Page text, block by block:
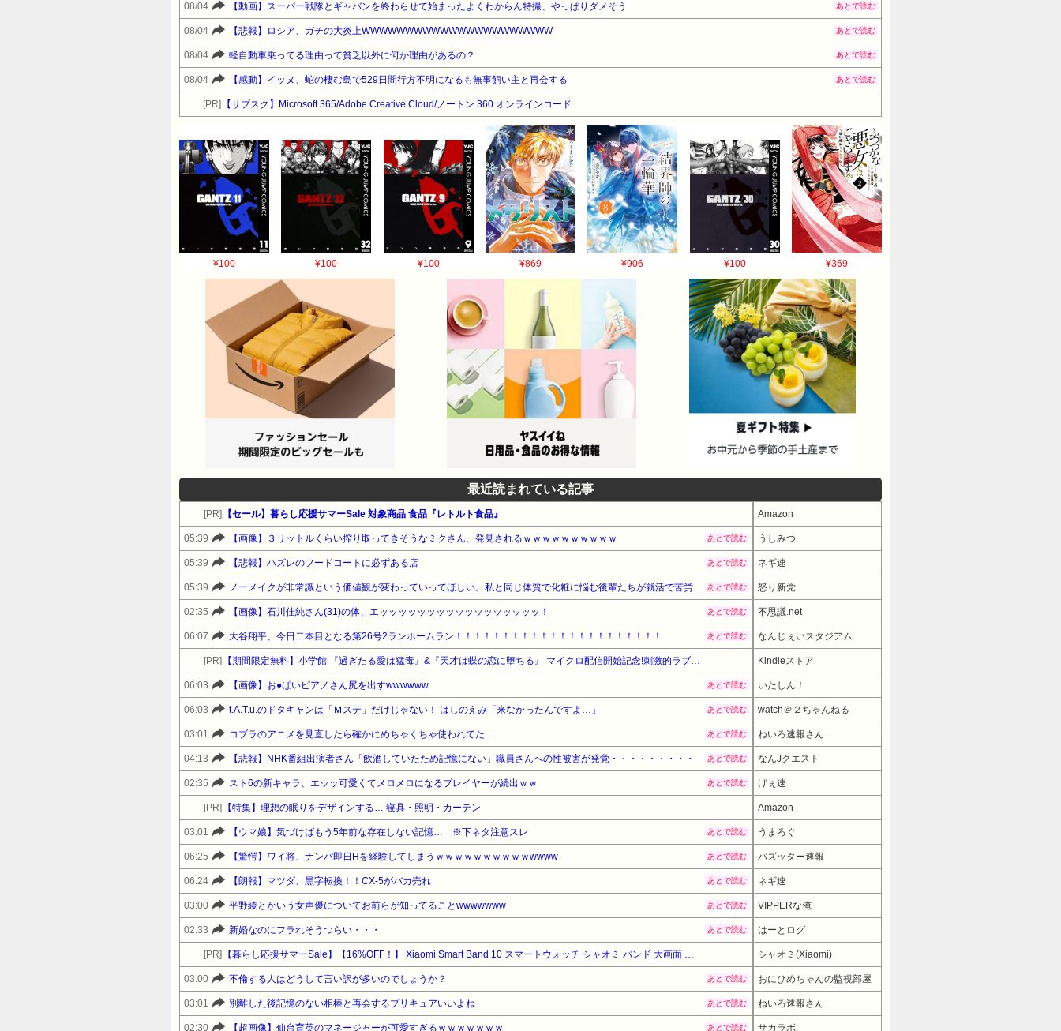
08/04 【動画】スーパー戦隊とギャバンを終わらせて始まったよくわからん特撮、やっぱりダメそう あとで読む
08/04 【悲報】ロシア、ガチの大炎上WWWWWWWWWWWWWWWWWWWWWW あとで読む
08/04 軽自動車乗ってる理由って貧乏以外に何か理由があるの？ あとで読む
08/04 【感動】イッヌ、蛇の棲む島で529日間行方不明になるも無事飼い主と再会する あとで読む
[PR] 【サブスク】Microsoft 365/Adobe Creative Cloud/ノートン 360 オンラインコード
¥100 ¥100 ¥100 ¥869 ¥906 ¥100 ¥369
最近読まれている記事
[PR] 【セール】暮らし応援サマーSale 対象商品 食品『レトルト食品』 Amazon
05:39 【画像】３リットルくらい搾り取ってきそうなミクさん、発見されるｗｗｗｗｗｗｗｗｗｗ あとで読む うしみつ
05:39 【悲報】ハズレのフードコートに必ずある店 あとで読む ネギ速
05:39 ノーメイクが非常識という価値観が変わっていってほしい。私と同じ体質で化粧に悩む後輩たちが就活で苦労しないような社会になればいいのに あとで読む 怒り新党
02:35 【画像】石川佳純さん(31)の体、エッッッッッッッッッッッッッッッッッ！ あとで読む 不思議.net
06:07 大谷翔平、今日二本目となる第26号2ランホームラン！！！！！！！！！！！！！！！！！！！！！！ あとで読む なんじぇいスタジアム
[PR] 【期間限定無料】小学館 『過ぎたる愛は猛毒』&『天才は蝶の恋に堕ちる』 マイクロ配信開始記念!刺激的ラブフェア! Kindleストア
06:03 【画像】お●ぱいピアノさん尻を出すwwwwww あとで読む いたしん！
06:03 t.A.T.u.のドタキャンは「Ｍステ」だけじゃない！ はしのえみ「来なかったんですよ…」 あとで読む watch＠２ちゃんねる
03:01 コブラのアニメを見直したら確かにめちゃくちゃ使われてた… あとで読む ねいろ速報さん
04:13 【悲報】NHK番組出演者さん「飲酒していたため記憶にない」職員さんへの性被害が発覚・・・・・・・・・ あとで読む なんJクエスト
02:35 スト6の新キャラ、エッッ可愛くてメロメロになるプレイヤーが続出ｗｗ あとで読む げぇ速
[PR] 【特集】理想の眠りをデザインする… 寝具・照明・カーテン Amazon
03:01 【ウマ娘】気づけばもう5年前な存在しない記憶… ※下ネタ注意スレ あとで読む うまろぐ
06:25 【驚愕】ワイ将、ナンパ即日Hを経験してしまうｗｗｗｗｗｗｗｗｗｗwwww あとで読む バズッター速報
06:24 【朗報】マツダ、黒字転換！！CX-5がバカ売れ あとで読む ネギ速
03:00 平野綾とかいう女声優についてお前らが知ってることwwwwwww あとで読む VIPPERな俺
02:33 新婚なのにフラれそうつらい・・・ あとで読む はーとログ
[PR] 【暮らし応援サマーSale】【16%OFF！】 Xiaomi Smart Band 10 スマートウォッチ シャオミ バンド 大画面 ランニング 睡眠 心拍 21日間持続 LINE通知 防水 軽量 シャオミ(Xiaomi)
03:00 不倫する人はどうして言い訳が多いのでしょうか？ あとで読む おにひめちゃんの監視部屋
03:01 別離した後記憶のない相棒と再会するプリキュアいいよね あとで読む ねいろ速報さん
02:30 【超画像】仙台育英のマネージャーが可愛すぎるｗｗｗｗｗｗｗ あとで読む サカラボ